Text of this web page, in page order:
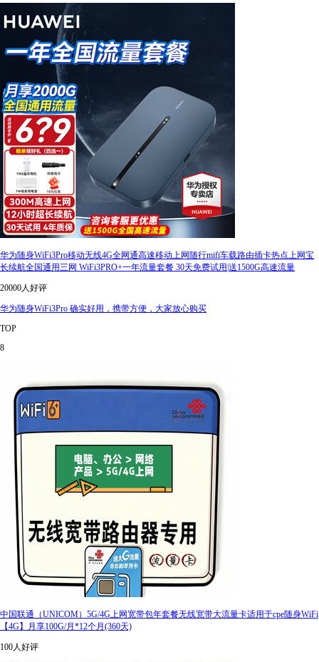
华为随身WiFi3Pro移动无线4G全网通高速移动上网随行mifi车载路由插卡热点上网宝
长续航全国通用三网 WiFi3PRO+一年流量套餐 30天免费试用|送1500G高速流量
20000人好评
华为随身WiFi3Pro 确实好用，携带方便，大家放心购买
TOP
8
中国联通（UNICOM）5G/4G上网宽带包年套餐无线宽带大流量卡适用于cpe随身WiFi
【4G】月享100G/月*12个月(360天)
100人好评